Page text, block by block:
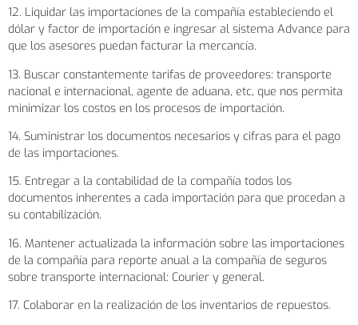
12. Liquidar las importaciones de la compañía estableciendo el
dólar y factor de importación e ingresar al sistema Advance para
que los asesores puedan facturar la mercancía.
13. Buscar constantemente tarifas de proveedores: transporte
nacional e internacional, agente de aduana, etc, que nos permita
minimizar los costos en los procesos de importación.
14. Suministrar los documentos necesarios y cifras para el pago
de las importaciones.
15. Entregar a la contabilidad de la compañía todos los
documentos inherentes a cada importación para que procedan a
su contabilización.
16. Mantener actualizada la información sobre las importaciones
de la compañía para reporte anual a la compañía de seguros
sobre transporte internacional: Courier y general.
17. Colaborar en la realización de los inventarios de repuestos.